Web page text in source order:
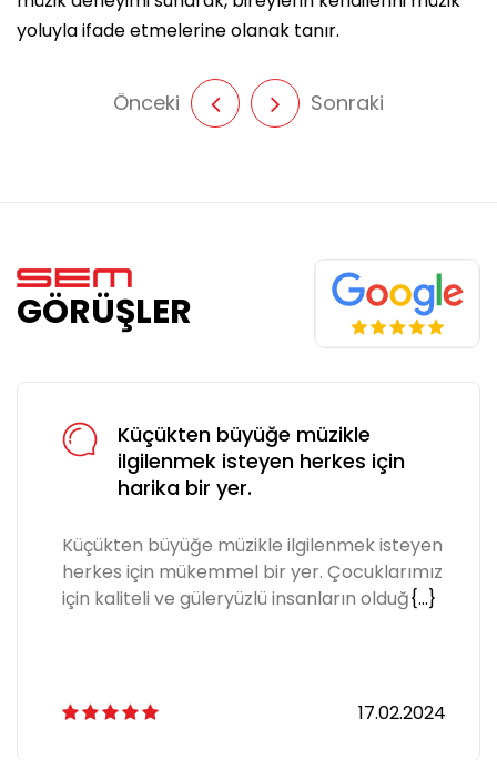
yoluyla ifade etmelerine olanak tanır.
Önceki Sonraki
GÖRÜŞLER
Küçükten büyüğe müzikle
ilgilenmek isteyen herkes için
harika bir yer.
Küçükten büyüğe müzikle ilgilenmek isteyen
herkes için mükemmel bir yer. Çocuklarımız
için kaliteli ve güleryüzlü insanların olduğ{...}
17.02.2024